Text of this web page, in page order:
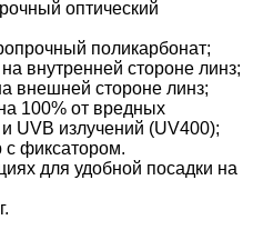
оптический
поликарбонат;
внутренней стороне линз;
внешней стороне линз;
100% от вредных
UVB излучений (UV400);
с фиксатором.
для удобной посадки на